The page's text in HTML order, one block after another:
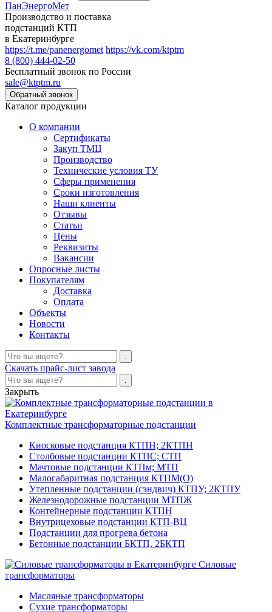
ПанЭнергоМет
Производство и поставка
подстанций КТП
в Екатеринбурге
https://t.me/panenergomet https://vk.com/ktptm
8 (800) 444-02-50
Бесплатный звонок по России
sale@ktptm.ru
Каталог продукции
О компании
Сертификаты
Закуп ТМЦ
Производство
Технические условия ТУ
Сферы применения
Сроки изготовления
Наши клиенты
Отзывы
Статьи
Цены
Реквизиты
Вакансии
Опросные листы
Покупателям
Доставка
Оплата
Объекты
Новости
Контакты
Скачать прайс-лист завода
Закрыть
Комплектные трансформаторные подстанции
Киосковые подстанция КТПН; 2КТПН
Столбовые подстанции КТПС; СТП
Мачтовые подстанции КТПм; МТП
Малогабаритная подстанция КТПМ(О)
Утепленные подстанции (сэндвич) КТПУ; 2КТПУ
Железнодорожные подстанции МТПЖ
Контейнерные подстанции КТПН
Внутрицеховые подстанции КТП-ВЦ
Подстанции для прогрева бетона
Бетонные подстанции БКТП, 2БКТП
Силовые
трансформаторы
Масляные трансформаторы
Сухие трансформаторы